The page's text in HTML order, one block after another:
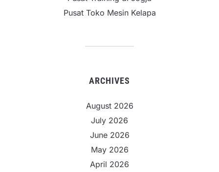
Pusat Toko Mesin Kelapa
ARCHIVES
August 2026
July 2026
June 2026
May 2026
April 2026